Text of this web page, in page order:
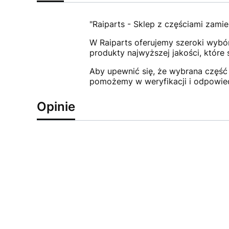
"Raiparts - Sklep z częściami
W Raiparts oferujemy szeroki
produkty najwyższej jakości, które
Aby upewnić się, że wybrana
pomożemy w weryfikacji i
Opinie